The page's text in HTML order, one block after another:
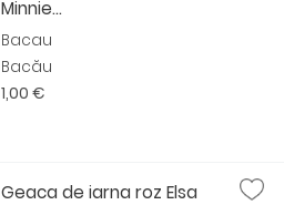
Minnie...
Bacau
Bacău
1,00 €
Geaca de iarna roz Elsa